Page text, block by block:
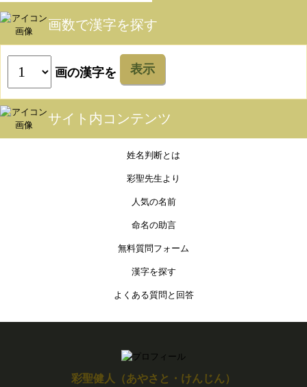
画数で漢字を探す
画の漢字を 表示
サイト内コンテンツ
姓名判断とは
彩聖先生より
人気の名前
命名の助言
無料質問フォーム
漢字を探す
よくある質問と回答
彩聖健人（あやさと・けんじん）